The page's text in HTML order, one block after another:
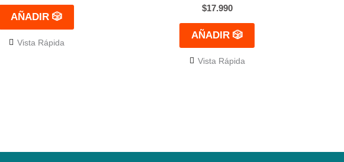
AÑADIR 🎲
Vista Rápida
$17.990
AÑADIR 🎲
Vista Rápida